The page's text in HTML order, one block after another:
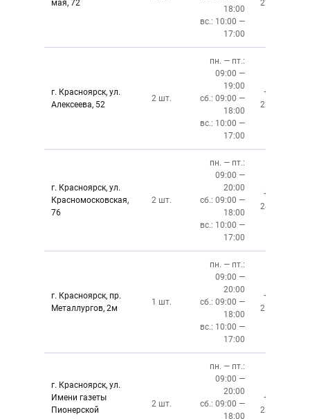
мая, 72
18:00
вс.: 10:00 —
17:00
228-6-608
г. Красноярск, ул.
Алексеева, 52
2 шт.
пн. — пт.:
09:00 —
19:00
сб.: 09:00 —
18:00
вс.: 10:00 —
17:00
+7 (391)
220-08-02
г. Красноярск, ул.
Красномосковская,
76
2 шт.
пн. — пт.:
09:00 —
20:00
сб.: 09:00 —
18:00
вс.: 10:00 —
17:00
+7 (391)
243-83-01
г. Красноярск, пр.
Металлургов, 2м
1 шт.
пн. — пт.:
09:00 —
20:00
сб.: 09:00 —
18:00
вс.: 10:00 —
17:00
+7 (391)
212-87-27
г. Красноярск, ул.
Имени газеты
Пионерской
2 шт.
пн. — пт.:
09:00 —
20:00
сб.: 09:00 —
18:00
+7 (391)
237-34-34